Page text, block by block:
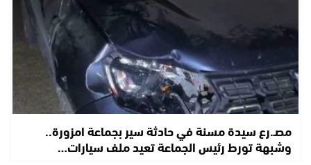
مصـ.رع سيدة مسنة في حادثة سير بجماعة امزورة..
وشبهة تورط رئيس الجماعة تعيد ملف سيارات…